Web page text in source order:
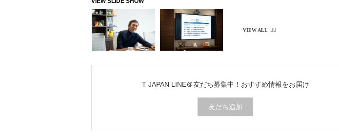
T JAPAN LINE＠友だち募集中！ おすすめ情報をお届け
友だち追加